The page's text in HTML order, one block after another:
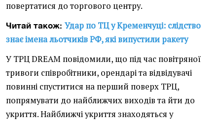
повертатися до торгового центру.
Читай також: Удар по ТЦ у Кременчуці: слідство
знає імена льотчиків РФ, які випустили ракету
У ТРЦ DREAM повідомили, що під час повітряної
тривоги співробітники, орендарі та відвідувачі
повинні спуститися на перший поверх ТРЦ,
попрямувати до найближчих виходів та йти до
укриття. Найближчі укриття знаходяться у